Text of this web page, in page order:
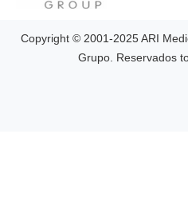
Copyright © 2001-2025 ARI
Grupo. Reservados